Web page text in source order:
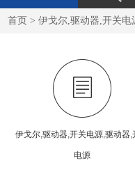
首页 >伊戈尔,驱动器,开关
伊戈尔,驱动器,开关电源,驱动器,
电源